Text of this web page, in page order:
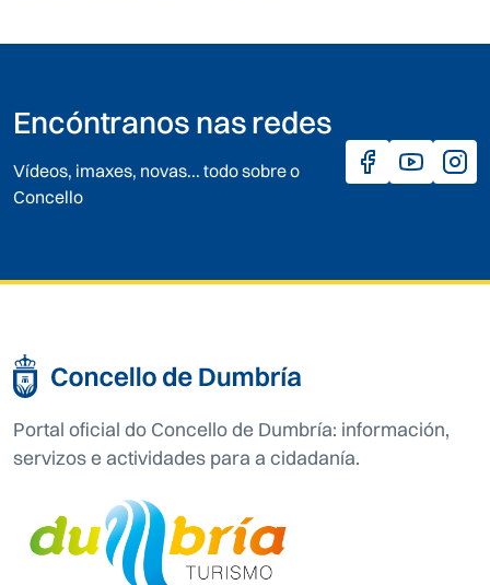
Encóntranos nas redes
Vídeos, imaxes, novas... todo sobre o
Concello
Portal oficial do Concello de Dumbría: información,
servizos e actividades para a cidadanía.